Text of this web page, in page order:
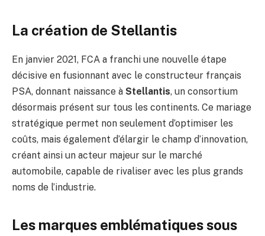
La création de Stellantis
En janvier 2021, FCA a franchi une nouvelle étape
décisive en fusionnant avec le constructeur français
PSA, donnant naissance à Stellantis, un consortium
désormais présent sur tous les continents. Ce mariage
stratégique permet non seulement d’optimiser les
coûts, mais également d’élargir le champ d’innovation,
créant ainsi un acteur majeur sur le marché
automobile, capable de rivaliser avec les plus grands
noms de l’industrie.
Les marques emblématiques sous